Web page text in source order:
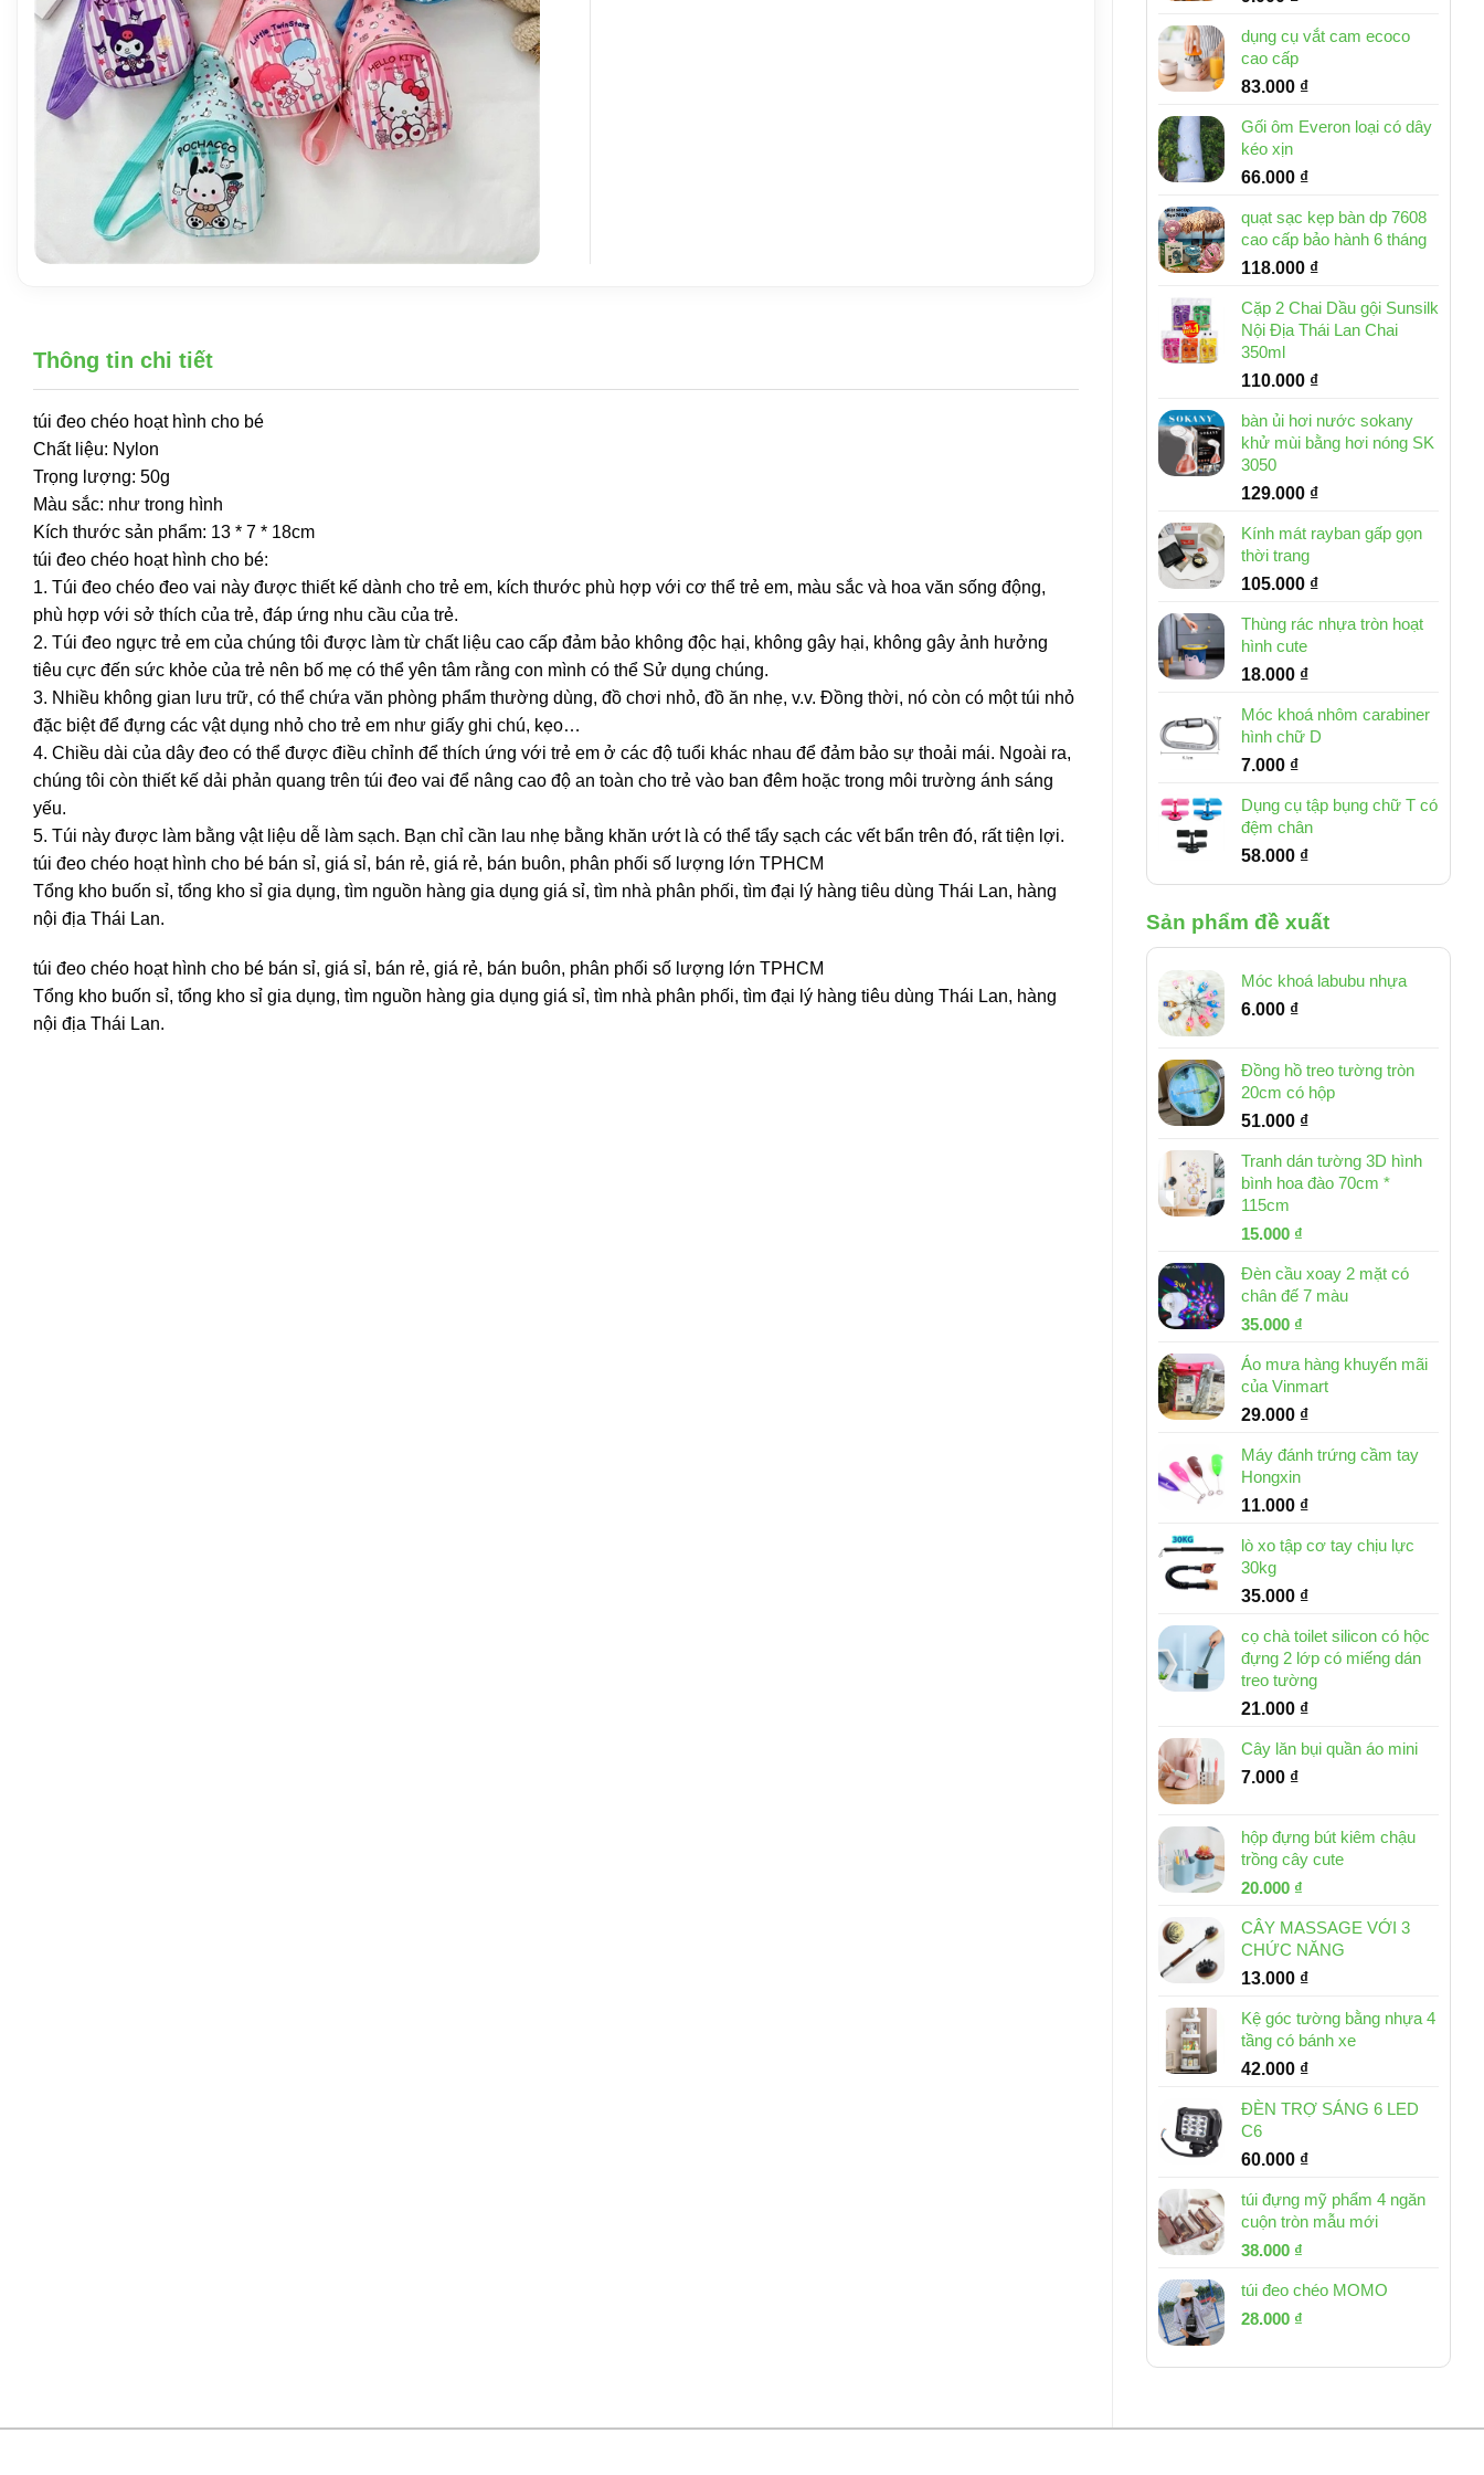
dụng cụ vắt cam ecoco
cao cấp
83.000 ₫
Gối ôm Everon loại có dây
kéo xịn
66.000 ₫
quạt sạc kẹp bàn dp 7608
cao cấp bảo hành 6 tháng
118.000 ₫
Cặp 2 Chai Dầu gội Sunsilk
Nội Địa Thái Lan Chai
350ml
110.000 ₫
bàn ủi hơi nước sokany
khử mùi bằng hơi nóng SK
3050
129.000 ₫
Kính mát rayban gấp gọn
thời trang
105.000 ₫
Thùng rác nhựa tròn hoạt
hình cute
18.000 ₫
Móc khoá nhôm carabiner
hình chữ D
7.000 ₫
Dụng cụ tập bụng chữ T có
đệm chân
58.000 ₫
Sản phẩm đề xuất
Móc khoá labubu nhựa
6.000 ₫
Đồng hồ treo tường tròn
20cm có hộp
51.000 ₫
Tranh dán tường 3D hình
bình hoa đào 70cm *
115cm
Giá
là:
32.000 ₫.
15.000 ₫
tại
là:
Đèn cầu xoay 2 mặt có
chân đế 7 màu
Giá
là:
46.000 ₫.
35.000 ₫
tại
là:
35.000 ₫.
Áo mưa hàng khuyến mãi
của Vinmart
29.000 ₫
Máy đánh trứng cầm tay
Hongxin
11.000 ₫
lò xo tập cơ tay chịu lực
30kg
35.000 ₫
cọ chà toilet silicon có hộc
đựng 2 lớp có miếng dán
treo tường
21.000 ₫
Cây lăn bụi quần áo mini
7.000 ₫
hộp đựng bút kiêm chậu
trồng cây cute
Giá
là:
30.000 ₫.
20.000 ₫
tại
là:
20.000 ₫.
CÂY MASSAGE VỚI 3
CHỨC NĂNG
13.000 ₫
Kệ góc tường bằng nhựa 4
tầng có bánh xe
42.000 ₫
ĐÈN TRỢ SÁNG 6 LED
C6
60.000 ₫
túi đựng mỹ phẩm 4 ngăn
cuộn tròn mẫu mới
Giá
là:
53.000 ₫.
38.000 ₫
tại
túi đeo chéo MOMO
Giá
là:
28.000 ₫
tại
Thông tin chi tiết
túi đeo chéo hoạt hình cho bé
Chất liệu: Nylon
Trọng lượng: 50g
Màu sắc: như trong hình
Kích thước sản phẩm: 13 * 7 * 18cm
túi đeo chéo hoạt hình cho bé:
1. Túi đeo chéo đeo vai này được thiết kế dành cho trẻ em, kích thước phù hợp với cơ thể trẻ em, màu sắc và hoa văn sống động,
phù hợp với sở thích của trẻ, đáp ứng nhu cầu của trẻ.
2. Túi đeo ngực trẻ em của chúng tôi được làm từ chất liệu cao cấp đảm bảo không độc hại, không gây hại, không gây ảnh hưởng
tiêu cực đến sức khỏe của trẻ nên bố mẹ có thể yên tâm rằng con mình có thể Sử dụng chúng.
3. Nhiều không gian lưu trữ, có thể chứa văn phòng phẩm thường dùng, đồ chơi nhỏ, đồ ăn nhẹ, v.v. Đồng thời, nó còn có một túi nhỏ
đặc biệt để đựng các vật dụng nhỏ cho trẻ em như giấy ghi chú, kẹo…
4. Chiều dài của dây đeo có thể được điều chỉnh để thích ứng với trẻ em ở các độ tuổi khác nhau để đảm bảo sự thoải mái. Ngoài ra,
chúng tôi còn thiết kế dải phản quang trên túi đeo vai để nâng cao độ an toàn cho trẻ vào ban đêm hoặc trong môi trường ánh sáng
yếu.
5. Túi này được làm bằng vật liệu dễ làm sạch. Bạn chỉ cần lau nhẹ bằng khăn ướt là có thể tẩy sạch các vết bẩn trên đó, rất tiện lợi.
túi đeo chéo hoạt hình cho bé bán sỉ, giá sỉ, bán rẻ, giá rẻ, bán buôn, phân phối số lượng lớn TPHCM
Tổng kho buốn sỉ, tổng kho sỉ gia dụng, tìm nguồn hàng gia dụng giá sỉ, tìm nhà phân phối, tìm đại lý hàng tiêu dùng Thái Lan, hàng
nội địa Thái Lan.
túi đeo chéo hoạt hình cho bé bán sỉ, giá sỉ, bán rẻ, giá rẻ, bán buôn, phân phối số lượng lớn TPHCM
Tổng kho buốn sỉ, tổng kho sỉ gia dụng, tìm nguồn hàng gia dụng giá sỉ, tìm nhà phân phối, tìm đại lý hàng tiêu dùng Thái Lan, hàng
nội địa Thái Lan.